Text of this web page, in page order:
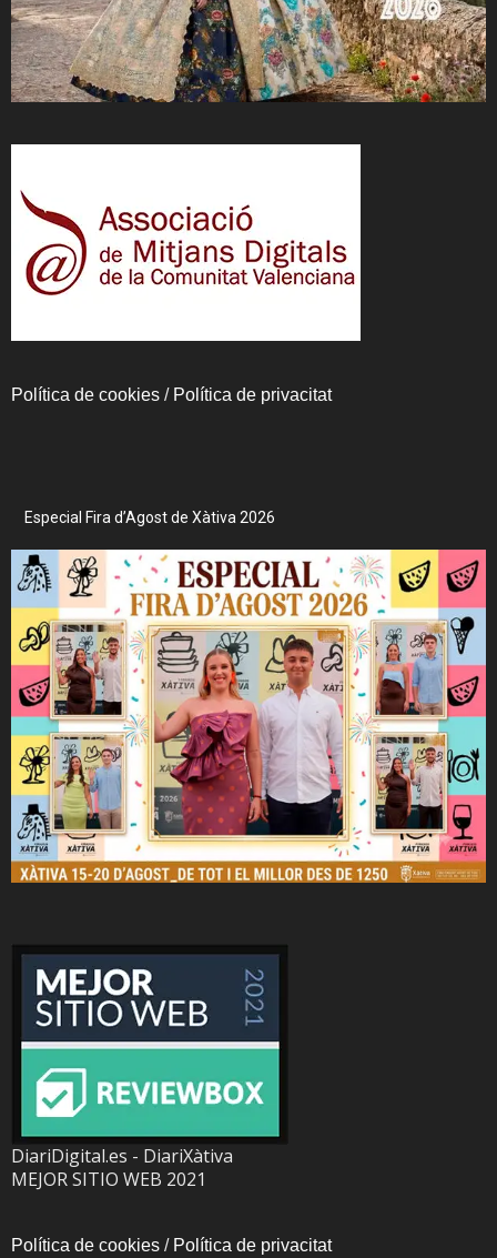
Política de cookies / Política de privacitat
Especial Fira d’Agost de Xàtiva 2026
DiariDigital.es - DiariXàtiva
MEJOR SITIO WEB 2021
Política de cookies / Política de privacitat